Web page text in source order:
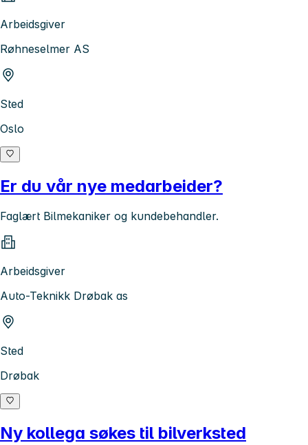
Arbeidsgiver
Røhneselmer AS
Sted
Oslo
Er du vår nye medarbeider?
Faglært Bilmekaniker og kundebehandler.
Arbeidsgiver
Auto-Teknikk Drøbak as
Sted
Drøbak
Ny kollega søkes til bilverksted